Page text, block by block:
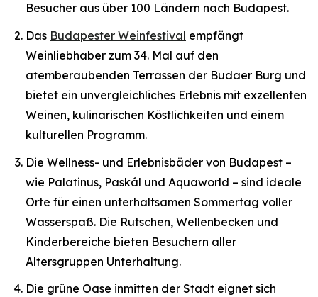
Besucher aus über 100 Ländern nach Budapest.
Das Budapester Weinfestival empfängt
Weinliebhaber zum 34. Mal auf den
atemberaubenden Terrassen der Budaer Burg und
bietet ein unvergleichliches Erlebnis mit exzellenten
Weinen, kulinarischen Köstlichkeiten und einem
kulturellen Programm.
Die Wellness- und Erlebnisbäder von Budapest –
wie Palatinus, Paskál und Aquaworld – sind ideale
Orte für einen unterhaltsamen Sommertag voller
Wasserspaß. Die Rutschen, Wellenbecken und
Kinderbereiche bieten Besuchern aller
Altersgruppen Unterhaltung.
Die grüne Oase inmitten der Stadt eignet sich